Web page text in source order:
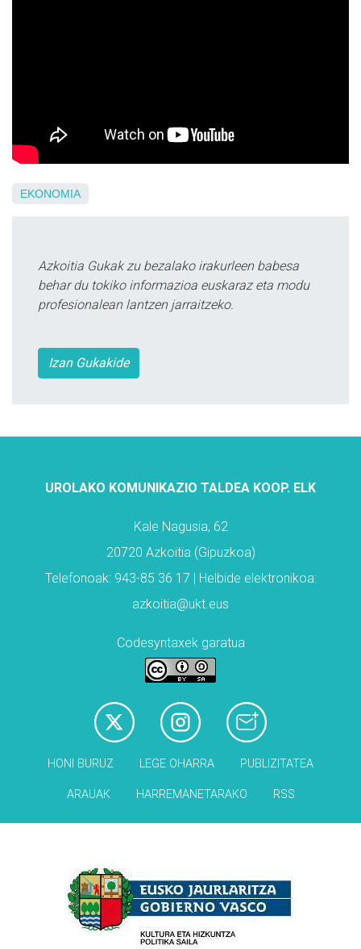
EKONOMIA
Azkoitia Gukak zu bezalako irakurleen babesa
behar du tokiko informazioa euskaraz eta modu
profesionalean lantzen jarraitzeko.
Izan Gukakide
UROLAKO KOMUNIKAZIO TALDEA KOOP. ELK
Kale Nagusia, 62
20720 Azkoitia (Gipuzkoa)
Telefonoak: 943-85 36 17 | Helbide elektronikoa:
azkoitia@ukt.eus
Codesyntaxek garatua
HONI BURUZ LEGE OHARRA PUBLIZITATEA
ARAUAK HARREMANETARAKO RSS